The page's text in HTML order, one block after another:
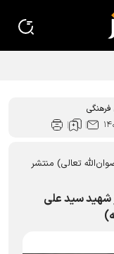
خانواده منتشر شد
فرهنگی
تعالی) منتشر
شهید سید علی